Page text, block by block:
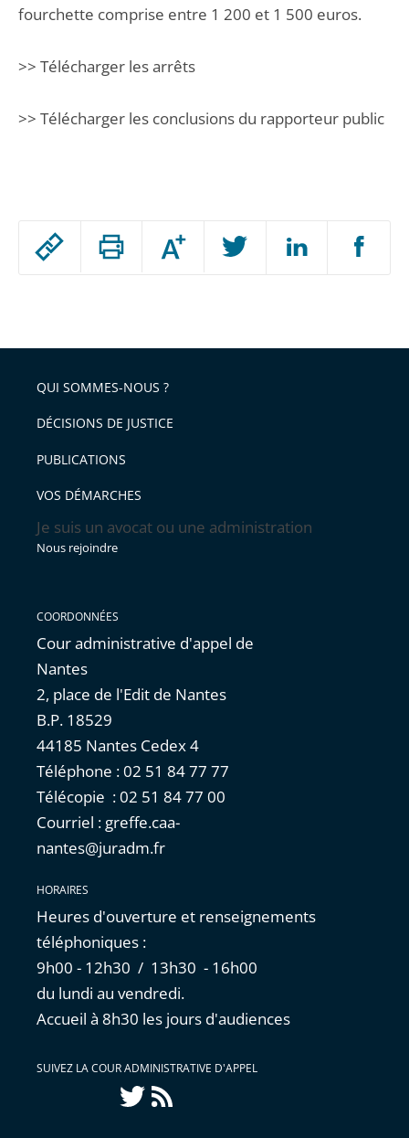
Passer
arriver
après
Augmenter
ou
l'article
pour
avant
fourchette comprise entre 1 200 et 1 500 euros.
>> Télécharger les arrêts
>> Télécharger les conclusions du rapporteur public
QUI SOMMES-NOUS ?
DÉCISIONS DE JUSTICE
PUBLICATIONS
VOS DÉMARCHES
Je suis un avocat ou une administration
Nous rejoindre
COORDONNÉES
Cour administrative d'appel de
Nantes
2, place de l'Edit de Nantes
B.P. 18529
44185 Nantes Cedex 4
Téléphone : 02 51 84 77 77
Télécopie : 02 51 84 77 00
Courriel : greffe.caa-
nantes@juradm.fr
HORAIRES
Heures d'ouverture et renseignements
téléphoniques :
9h00 - 12h30 / 13h30 - 16h00
du lundi au vendredi.
Accueil à 8h30 les jours d'audiences
SUIVEZ LA COUR ADMINISTRATIVE D'APPEL
Twitter
Flux
RSS